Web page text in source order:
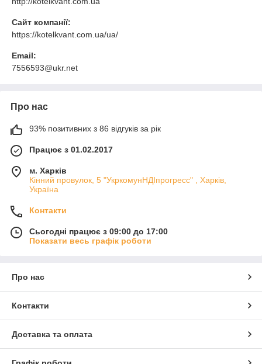
Сайт компанії:
https://kotelkvant.com.ua/ua/
Email:
7556593@ukr.net
Про нас
93% позитивних з 86 відгуків за рік
Працює з 01.02.2017
м. Харків
Кінний провулок, 5 "УкркомунНДІпрогресс" , Харків,
Україна
Контакти
Сьогодні працює з 09:00 до 17:00
Показати весь графік роботи
Про нас
Контакти
Доставка та оплата